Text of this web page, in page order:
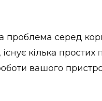
серед
кілька простих
вашого